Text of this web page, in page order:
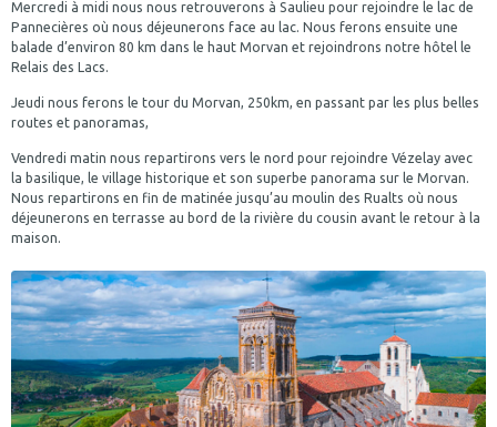
Mercredi à midi nous nous retrouverons à Saulieu pour rejoindre le lac de
Pannecières où nous déjeunerons face au lac. Nous ferons ensuite une
balade d’environ 80 km dans le haut Morvan et rejoindrons notre hôtel le
Relais des Lacs.
Jeudi nous ferons le tour du Morvan, 250km, en passant par les plus belles
routes et panoramas,
Vendredi matin nous repartirons vers le nord pour rejoindre Vézelay avec
la basilique, le village historique et son superbe panorama sur le Morvan.
Nous repartirons en fin de matinée jusqu’au moulin des Rualts où nous
déjeunerons en terrasse au bord de la rivière du cousin avant le retour à la
maison.